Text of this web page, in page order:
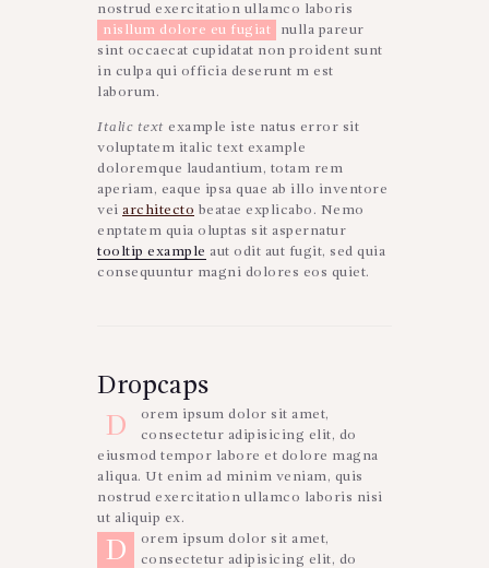
nostrud exercitation ullamco laboris
nisllum dolore eu fugiat
nulla pareur
sint occaecat cupidatat non proident sunt
in culpa qui officia deserunt m est
laborum.
Italic text example iste natus error sit
voluptatem italic text example
doloremque laudantium, totam rem
aperiam, eaque ipsa quae ab illo inventore
vei architecto beatae explicabo. Nemo
enptatem quia oluptas sit aspernatur
tooltip example aut odit aut fugit, sed quia
consequuntur magni dolores eos quiet.
Dropcaps
D
orem ipsum dolor sit amet,
consectetur adipisicing elit, do
eiusmod tempor labore et dolore magna
aliqua. Ut enim ad minim veniam, quis
nostrud exercitation ullamco laboris nisi
ut aliquip ex.
D
orem ipsum dolor sit amet,
consectetur adipisicing elit, do